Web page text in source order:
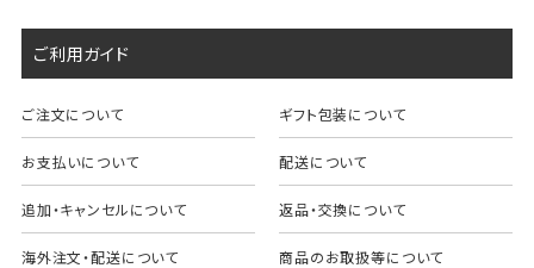
ご利用ガイド
ご注文について ギフト包装について
お支払いについて 配送について
追加・キャンセルについて 返品・交換について
海外注文・配送について 商品のお取扱等について